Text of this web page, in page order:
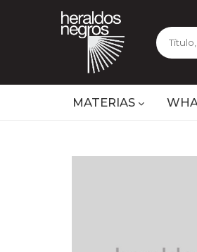
MATERIAS